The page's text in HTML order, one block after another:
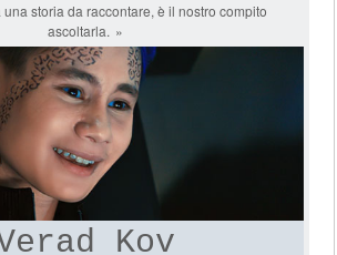
storia da raccontare, è il nostro compito
ascoltarla.
Kov